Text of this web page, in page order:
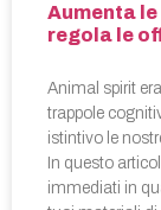
Aumenta
regola le
Animal spirit
trappole
istintivo le
In questo
immediati in